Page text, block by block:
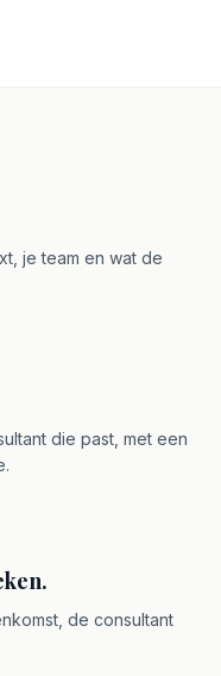
je team en wat de
die past, met een
de consultant